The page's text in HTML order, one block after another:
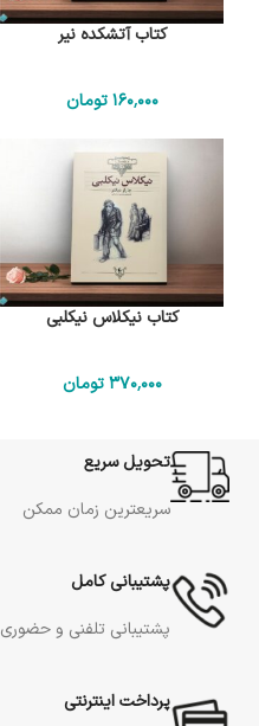
کتاب آتشکده نیر
160٬000 تومان
کتاب نیکلاس نیکلبی
370٬000 تومان
تحویل سریع
سریعترین زمان ممکن
پشتیبانی کامل
پشتیبانی تلفنی و حضوری
پرداخت اینترنتی